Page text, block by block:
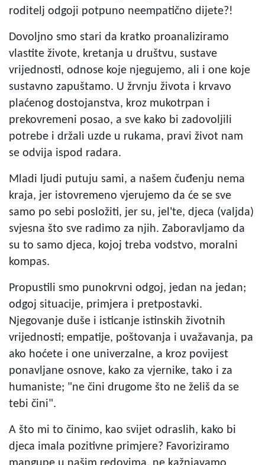
roditelj odgoji potpuno neempatično dijete?!
Dovoljno smo stari da kratko proanaliziramo
vlastite živote, kretanja u društvu, sustave
vrijednosti, odnose koje njegujemo, ali i one koje
sustavno zapuštamo. U žrvnju života i krvavo
plaćenog dostojanstva, kroz mukotrpan i
prekovremeni posao, a sve kako bi zadovoljili
potrebe i držali uzde u rukama, pravi život nam
se odvija ispod radara.
Mladi ljudi putuju sami, a našem čuđenju nema
kraja, jer istovremeno vjerujemo da će se sve
samo po sebi posložiti, jer su, jel'te, djeca (valjda)
svjesna što sve radimo za njih. Zaboravljamo da
su to samo djeca, kojoj treba vodstvo, moralni
kompas.
Propustili smo punokrvni odgoj, jedan na jedan;
odgoj situacije, primjera i pretpostavki.
Njegovanje duše i isticanje istinskih životnih
vrijednosti; empatije, poštovanja i uvažavanja, pa
ako hoćete i one univerzalne, a kroz povijest
ponavljane osnove, kako za vjernike, tako i za
humaniste; "ne čini drugome što ne želiš da se
tebi čini".
A što mi to činimo, kao svijet odraslih, kako bi
djeca imala pozitivne primjere? Favoriziramo